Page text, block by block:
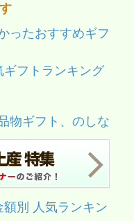
ったおすすめギフ
フトランキング
物ギフト、のしな
別 人気ランキン